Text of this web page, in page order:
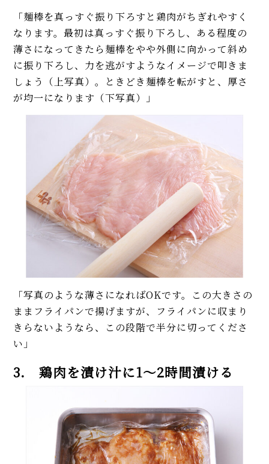
「麺棒を真っすぐ振り下ろすと鶏肉がちぎれやすく
なります。最初は真っすぐ振り下ろし、ある程度の
薄さになってきたら麺棒をやや外側に向かって斜め
に振り下ろし、力を逃がすようなイメージで叩きま
しょう（上写真）。ときどき麺棒を転がすと、厚さ
が均一になります（下写真）」
「写真のような薄さになればOKです。この大きさの
ままフライパンで揚げますが、フライパンに収まり
きらないようなら、この段階で半分に切ってくださ
い」
3. 鶏肉を漬け汁に1～2時間漬ける